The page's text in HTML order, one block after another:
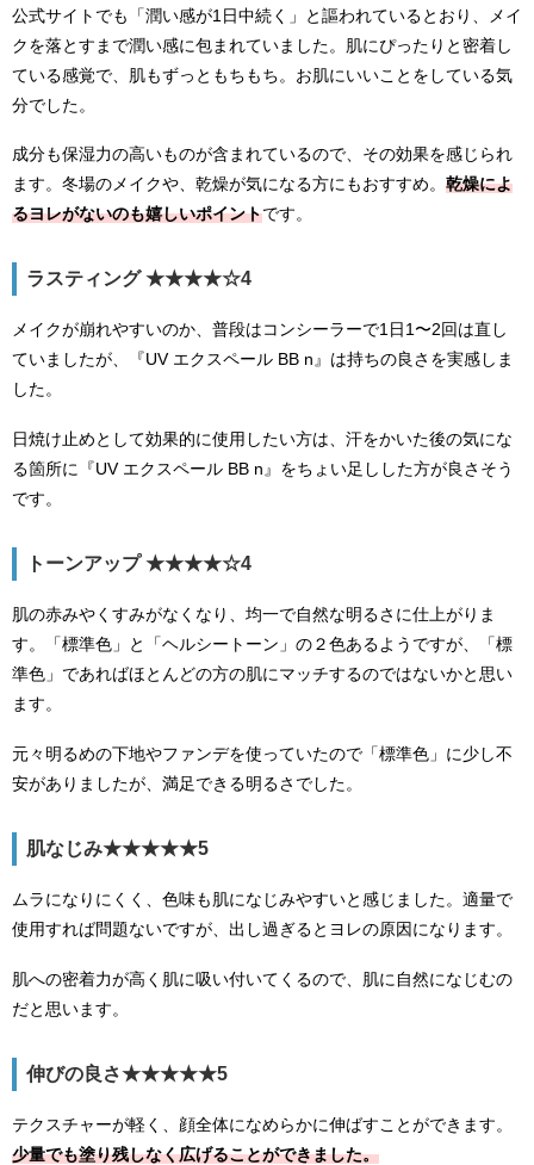
公式サイトでも「潤い感が1日中続く」と謳われているとおり、メイ
クを落とすまで潤い感に包まれていました。肌にぴったりと密着し
ている感覚で、肌もずっともちもち。お肌にいいことをしている気
分でした。
成分も保湿力の高いものが含まれているので、その効果を感じられ
ます。冬場のメイクや、乾燥が気になる方にもおすすめ。 乾燥によ
るヨレがないのも嬉しいポイントです。
ラスティング ★★★★☆4
メイクが崩れやすいのか、普段はコンシーラーで1日1〜2回は直し
ていましたが、『UV エクスペール BB n』は持ちの良さを実感しま
した。
日焼け止めとして効果的に使用したい方は、汗をかいた後の気にな
る箇所に『UV エクスペール BB n』をちょい足しした方が良さそう
です。
トーンアップ ★★★★☆4
肌の赤みやくすみがなくなり、均一で自然な明るさに仕上がりま
す。「標準色」と「ヘルシートーン」の２色あるようですが、「標
準色」であればほとんどの方の肌にマッチするのではないかと思い
ます。
元々明るめの下地やファンデを使っていたので「標準色」に少し不
安がありましたが、満足できる明るさでした。
肌なじみ★★★★★5
ムラになりにくく、色味も肌になじみやすいと感じました。適量で
使用すれば問題ないですが、出し過ぎるとヨレの原因になります。
肌への密着力が高く肌に吸い付いてくるので、肌に自然になじむの
だと思います。
伸びの良さ★★★★★5
テクスチャーが軽く、顔全体になめらかに伸ばすことができます。
少量でも塗り残しなく広げることができました。